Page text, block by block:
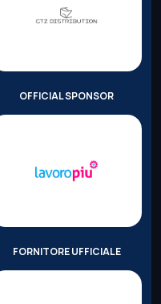
OFFICIAL SPONSOR
FORNITORE UFFICIALE